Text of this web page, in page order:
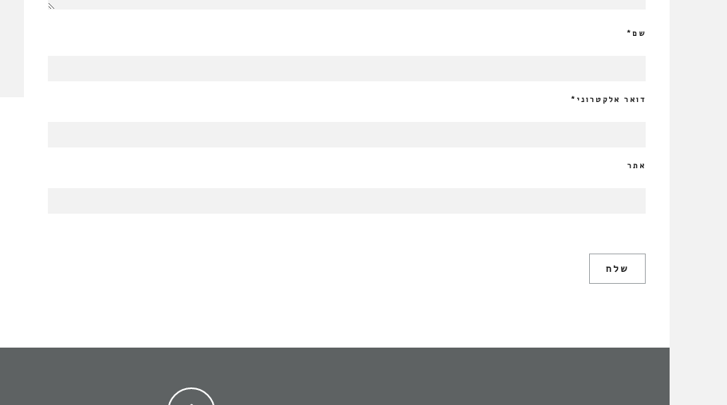
שם*
דואר אלקטרוני *
אתר